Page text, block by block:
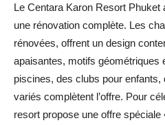
Le Centara Karon Resort
une rénovation complète. Les
rénovées, offrent un design
apaisantes, motifs géométriques
piscines, des clubs pour
variés complètent l’offre. Pour
resort propose une offre